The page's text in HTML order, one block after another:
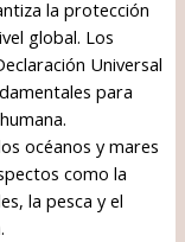
la protección
global. Los
Universal
para
océanos y mares
como la
la pesca y el